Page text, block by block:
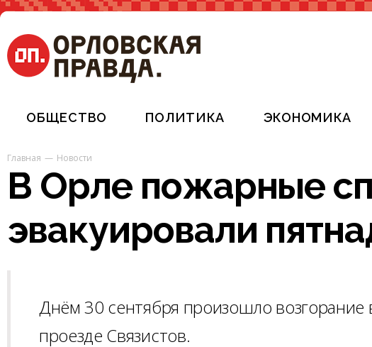
ОБЩЕСТВО ПОЛИТИКА ЭКОНОМИКА
Главная Новости
В Орле пожарные
эвакуировали
Днём 30 сентября произошло возгорание
проезде Связистов.